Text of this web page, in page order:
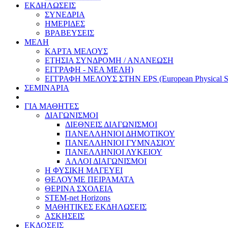
ΕΚΔΗΛΩΣΕΙΣ
ΣΥΝΕΔΡΙΑ
ΗΜΕΡΙΔΕΣ
ΒΡΑΒΕΥΣΕΙΣ
ΜΕΛΗ
ΚΑΡΤΑ ΜΕΛΟΥΣ
ΕΤΗΣΙΑ ΣΥΝΔΡΟΜΗ / ΑΝΑΝΕΩΣΗ
ΕΓΓΡΑΦΗ - ΝΕΑ ΜΕΛΗ)
ΕΓΓΡΑΦΗ ΜΕΛΟΥΣ ΣΤΗΝ EPS (European Physical
ΣΕΜΙΝΑΡΙΑ
ΓΙΑ ΜΑΘΗΤΕΣ
ΔΙΑΓΩΝΙΣΜΟΙ
ΔΙΕΘΝΕΙΣ ΔΙΑΓΩΝΙΣΜΟΙ
ΠΑΝΕΛΛΗΝΙΟΙ ΔΗΜΟΤΙΚΟΥ
ΠΑΝΕΛΛΗΝΙΟΙ ΓΥΜΝΑΣΙΟΥ
ΠΑΝΕΛΛΗΝΙΟΙ ΛΥΚΕΙΟΥ
ΑΛΛΟΙ ΔΙΑΓΩΝΙΣΜΟΙ
Η ΦΥΣΙΚΗ ΜΑΓΕΥΕΙ
ΘΕΛΟΥΜΕ ΠΕΙΡΑΜΑΤΑ
ΘΕΡΙΝΑ ΣΧΟΛΕΙΑ
STEM-net Horizons
ΜΑΘΗΤΙΚΕΣ ΕΚΔΗΛΩΣΕΙΣ
ΑΣΚΗΣΕΙΣ
ΕΚΔΟΣΕΙΣ